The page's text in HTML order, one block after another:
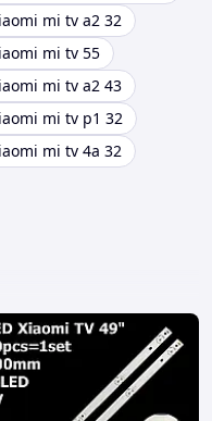
mi tv a2 32
mi tv 55
mi tv a2 43
mi tv p1 32
mi tv 4a 32